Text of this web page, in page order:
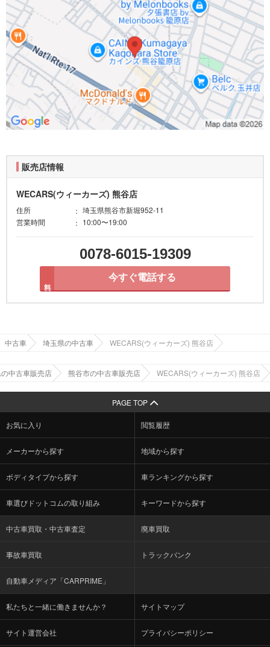
販売店情報
WECARS(ウィーカーズ) 熊谷店
住所
埼玉県熊谷市新堀952-11
営業時間
10:00〜19:00
0078-6015-19309
今すぐ電話する
中古車 埼玉県の中古車 WECARS(ウィーカーズ) 熊谷店
中古車販売店 熊谷市の中古車販売店 WECARS(ウィーカーズ) 熊谷店
PAGE TOP
お気に入り 閲覧履歴
メーカーから探す 地域から探す
ボディタイプから探す 車ランキングから探す
車選びドットコムの取り組み キーワードから探す
中古車買取・中古車査定 廃車買取
事故車買取 トラックバンク
自動車メディア「CARPRIME」
私たちと一緒に働きませんか？ サイトマップ
サイト運営会社 プライバシーポリシー